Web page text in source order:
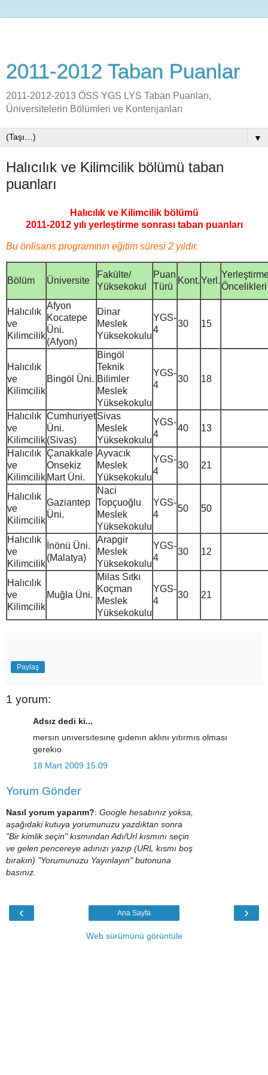
2011-2012 Taban Puanlar
2011-2012-2013 ÖSS YGS LYS Taban Puanları,
Üniversitelerin Bölümleri ve Kontenjanları
▼
Halıcılık ve Kilimcilik bölümü taban
puanları
Halıcılık ve Kilimcilik bölümü
2011-2012 yılı yerleştirme sonrası taban puanları
Bu önlisans programının eğitim süresi 2 yıldır.
Bölüm Üniversite
Fakülte/
Yüksekokul
Puan
Türü
Kont.Yerl.
Öncelikleri
Halıcılık
ve
Kilimcilik
Afyon
Kocatepe
Üni.
(Afyon)
Dinar
Meslek
Yüksekokulu
YGS-
4
30 15
Halıcılık
ve
Kilimcilik
Bingöl Üni.
Bingöl
Teknik
Bilimler
Meslek
Yüksekokulu
YGS-
4
30 18
Halıcılık
ve
Kilimcilik
Cumhuriyet
Üni.
(Sivas)
Sivas
Meslek
Yüksekokulu
YGS-
4
40 13
Halıcılık
ve
Kilimcilik
Çanakkale
Onsekiz
Mart Üni.
Ayvacık
Meslek
Yüksekokulu
YGS-
4
30 21
Halıcılık
ve
Kilimcilik
Gaziantep
Üni.
Naci
Topçuoğlu
Meslek
Yüksekokulu
YGS-
4
50 50
Halıcılık
ve
Kilimcilik
İnönü Üni.
(Malatya)
Arapgir
Meslek
Yüksekokulu
YGS-
4
30 12
Halıcılık
ve
Kilimcilik
Muğla Üni.
Milas Sıtkı
Koçman
Meslek
Yüksekokulu
YGS-
4
30 21
Paylaş
1 yorum:
Adsız dedi ki...
mersın unıversıtesıne gıdenın aklını yıtırmıs olması
gerekıo
18 Mart 2009 15:09
Yorum Gönder
Nasıl yorum yaparım?: Google hesabınız yoksa,
aşağıdaki kutuya yorumunuzu yazdıktan sonra
"Bir kimlik seçin" kısmından Adı/Url kısmını seçin
ve gelen pencereye adınızı yazıp (URL kısmı boş
bırakın) "Yorumunuzu Yayınlayın" butonuna
basınız.
‹ ›
Ana Sayfa
Web sürümünü görüntüle